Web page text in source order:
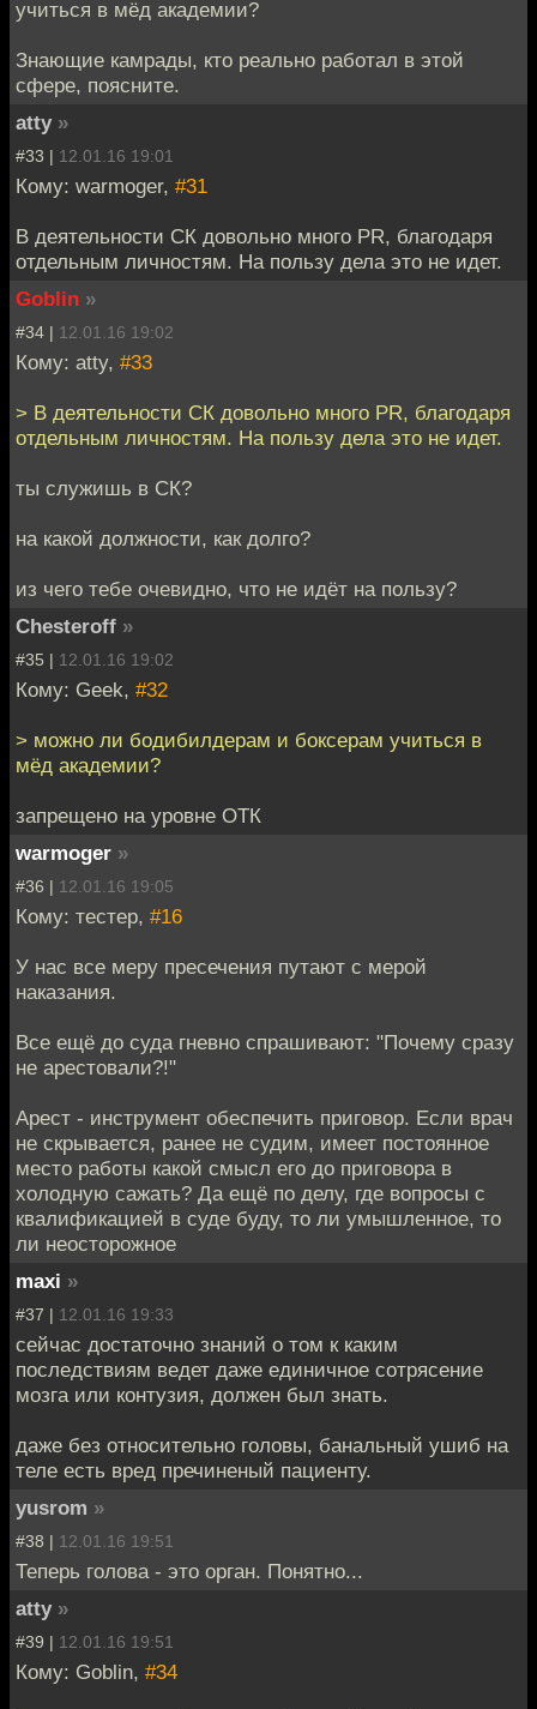
учиться в мёд академии?
Знающие камрады, кто реально работал в этой
сфере, поясните.
atty »
#33 | 12.01.16 19:01
Кому: warmoger, #31
В деятельности СК довольно много PR, благодаря
отдельным личностям. На пользу дела это не идет.
Goblin »
#34 | 12.01.16 19:02
Кому: atty, #33
> В деятельности СК довольно много PR, благодаря
отдельным личностям. На пользу дела это не идет.
ты служишь в СК?
на какой должности, как долго?
из чего тебе очевидно, что не идёт на пользу?
Chesteroff »
#35 | 12.01.16 19:02
Кому: Geek, #32
> можно ли бодибилдерам и боксерам учиться в
мёд академии?
запрещено на уровне ОТК
warmoger »
#36 | 12.01.16 19:05
Кому: тестер, #16
У нас все меру пресечения путают с мерой
наказания.
Все ещё до суда гневно спрашивают: "Почему сразу
не арестовали?!"
Арест - инструмент обеспечить приговор. Если врач
не скрывается, ранее не судим, имеет постоянное
место работы какой смысл его до приговора в
холодную сажать? Да ещё по делу, где вопросы с
квалификацией в суде буду, то ли умышленное, то
ли неосторожное
maxi »
#37 | 12.01.16 19:33
сейчас достаточно знаний о том к каким
последствиям ведет даже единичное сотрясение
мозга или контузия, должен был знать.
даже без относительно головы, банальный ушиб на
теле есть вред пречиненый пациенту.
yusrom »
#38 | 12.01.16 19:51
Теперь голова - это орган. Понятно...
atty »
#39 | 12.01.16 19:51
Кому: Goblin, #34